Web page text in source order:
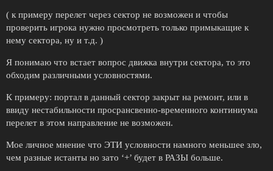
( к примеру перелет через сектор не возможен и чтобы
проверить игрока нужно просмотреть только примыкащие к
нему сектора, ну и т.д. )
Я понимаю что встает вопрос движка внутри сектора, то это
обходим различными условностями.
К примеру: портал в данный сектор закрыт на ремонт, или в
ввиду нестабильности просрансвенно-временного континиума
перелет в этом направление не возможен.
Мое личное мнение что ЭТИ условности намного меньшее зло,
чем разные истанты но зато ‘+’ будет в РАЗЫ больше.